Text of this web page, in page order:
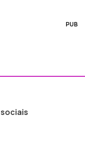
PUB
ao